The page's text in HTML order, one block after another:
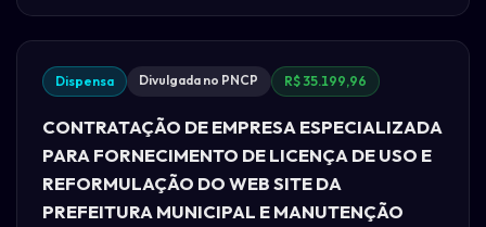
Dispensa Divulgada no PNCP R$ 35.199,96
CONTRATAÇÃO DE EMPRESA ESPECIALIZADA
PARA FORNECIMENTO DE LICENÇA DE USO E
REFORMULAÇÃO DO WEB SITE DA
PREFEITURA MUNICIPAL E MANUTENÇÃO